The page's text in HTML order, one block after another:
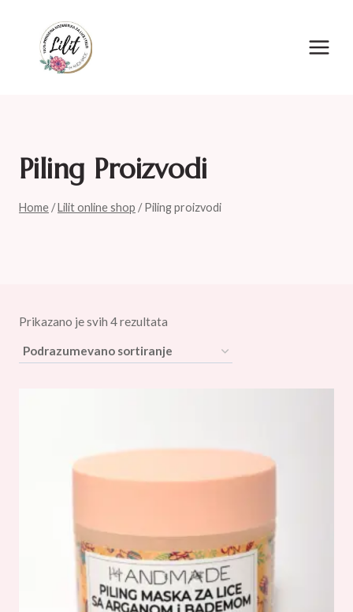
content
Piling Proizvodi
Home /Lilit online shop / Piling proizvodi
Prikazano je svih 4 rezultata